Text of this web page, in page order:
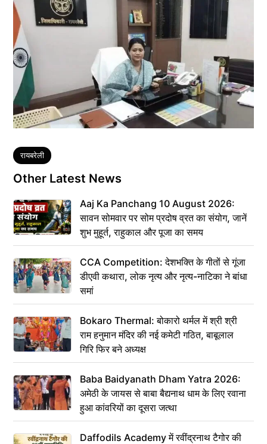
Tags
रायबरेली
Other Latest News
Aaj Ka Panchang 10 August 2026:
सावन सोमवार पर सोम प्रदोष व्रत का संयोग, जानें
शुभ मुहूर्त, राहुकाल और पूजा का समय
CCA Competition: देशभक्ति के गीतों से गूंजा
डीएवी कथारा, लोक नृत्य और नृत्य-नाटिका ने बांधा
समां
Bokaro Thermal: बोकारो थर्मल में श्री श्री
राम हनुमान मंदिर की नई कमेटी गठित, बाबूलाल
गिरि फिर बने अध्यक्ष
Baba Baidyanath Dham Yatra 2026:
अमेठी के जायस से बाबा बैद्यनाथ धाम के लिए रवाना
हुआ कांवरियों का दूसरा जत्था
Daffodils Academy में रवींद्रनाथ टैगोर की